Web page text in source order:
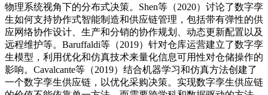
物理系统视角下的分布式决策。Shen等（2020）讨论了数字孪
生如何支持协作式智能制造和供应链管理，包括带有弹性的供
应网络协作设计、生产和分销的协作规划、动态更新配置以及
远程维护等。Baruffaldi等（2019）针对仓库运营建立了数字孪
生模型，利用优化和仿真技术来量化信息可用性对仓储操作的
影响。Cavalcante等（2019）结合机器学习和仿真方法创建了
一个数字孪生供应链，以优化采购决策。实现数字孪生供应链